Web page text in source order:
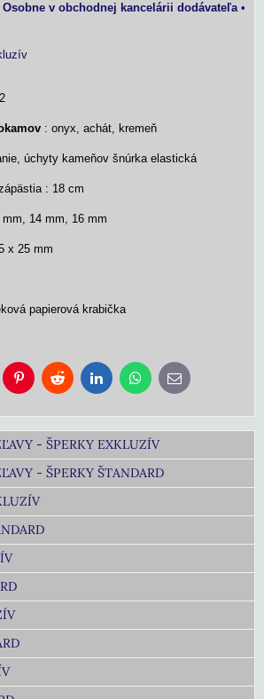
Osobne v obchodnej kancelárii dodávateľa•
: onyx, achát, kremeň
úchyty kameňov šnúrka elastická
: 18 cm
mm, 14 mm, 16 mm
x 25 mm
papierová krabička
PinterestReddit LinkedInWhatsApp
E-
mail
- ŠPERKY EXKLUZÍV
- ŠPERKY ŠTANDARD